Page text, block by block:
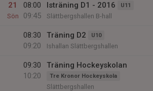
21
Sön
08:00
09:45
Isträning D1 - 2016 U11
Slättbergshallen B-hall
08:30
09:20
Träning D2 U10
Ishallan Slättbergshallen
09:30
10:20
Träning Hockeyskolan
Tre Kronor Hockeyskola
Slättbergshallen